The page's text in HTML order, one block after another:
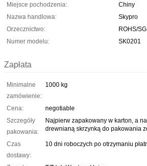
Miejsce pochodzenia:
Chiny
Nazwa handlowa:
Skypro
Orzecznictwo:
ROHS/
Numer modelu:
SK0201
Zapłata
Minimalne
zamówienie:
1000 kg
Cena:
negotiable
Szczegóły
pakowania:
Najpierw zapakowany w karton, a
drewnianą skrzynką do pakowania
Czas
dostawy:
10 dni roboczych po otrzymaniu